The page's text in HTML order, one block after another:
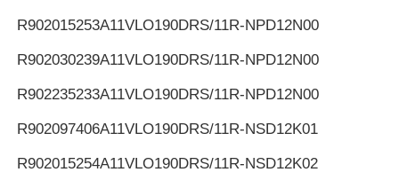
R902015253A11VLO190DRS/11R-NPD12N00
R902030239A11VLO190DRS/11R-NPD12N00
R902235233A11VLO190DRS/11R-NPD12N00
R902097406A11VLO190DRS/11R-NSD12K01
R902015254A11VLO190DRS/11R-NSD12K02